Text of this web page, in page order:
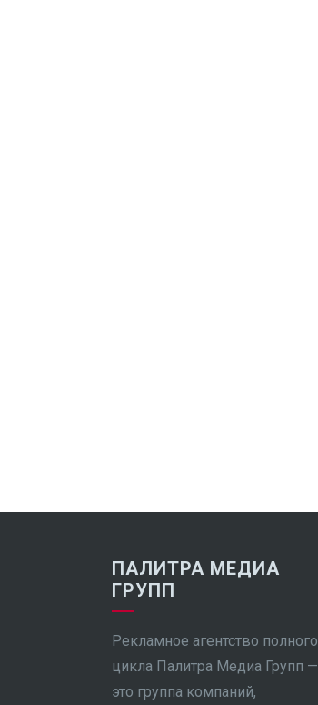
ПАЛИТРА МЕДИА
ГРУПП
Рекламное агентство полного
цикла Палитра Медиа Групп —
это группа компаний,